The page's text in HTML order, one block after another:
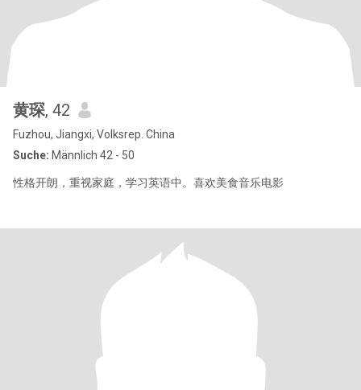
黄琛, 42
Fuzhou, Jiangxi, Volksrep. China
Suche: Männlich 42 - 50
性格开朗，重视家庭，学习英语中。喜欢美食音乐电影